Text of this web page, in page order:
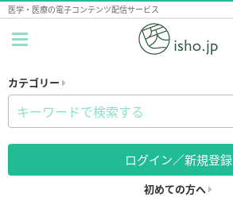
医学・医療の電子コンテンツ配信サービス
カテゴリー
ログイン／新規登録
初めての方へ